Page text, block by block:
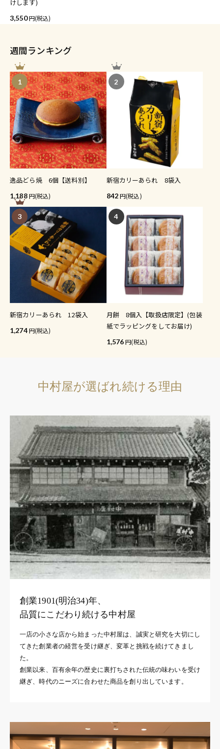
けします)
3,550 (税込)
週間ランキング
1
逸品どら焼 6個【送料別】
1,188 (税込)
2
新宿カリーあられ 8袋入
842 (税込)
3
新宿カリーあられ 12袋入
1,274 (税込)
4
月餅 8個入【取扱店限定】(包装
紙でラッピングをしてお届け)
1,576 (税込)
中村屋が選ばれ続ける理由
創業1901(明治34)年、
品質にこだわり続ける中村屋
一店の小さな店から始まった中村屋は、誠実と研究を大切にし
てきた創業者の経営を受け継ぎ、変革と挑戦を続けてきまし
た。
創業以来、百有余年の歴史に裏打ちされた伝統の味わいを受け
継ぎ、時代のニーズに合わせた商品を創り出しています。